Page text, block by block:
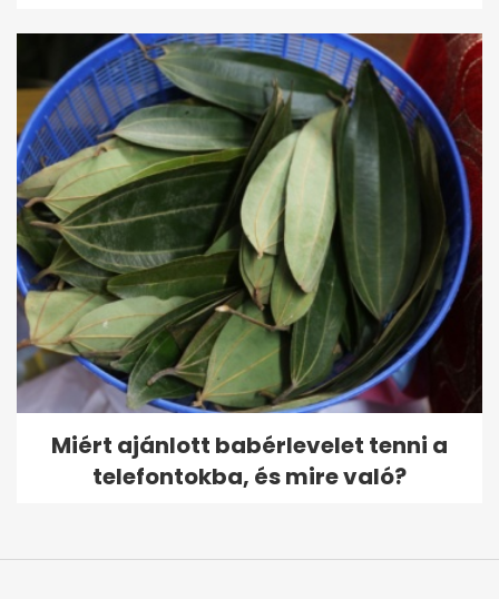
Miért ajánlott babérlevelet tenni a
telefontokba, és mire való?